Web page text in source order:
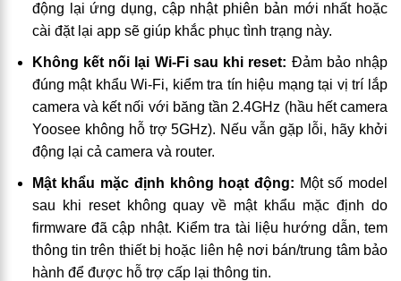
động lại ứng dụng, cập nhật phiên bản mới nhất hoặc
cài đặt lại app sẽ giúp khắc phục tình trạng này.
Không kết nối lại Wi-Fi sau khi reset: Đảm bảo nhập
đúng mật khẩu Wi-Fi, kiểm tra tín hiệu mạng tại vị trí lắp
camera và kết nối với băng tần 2.4GHz (hầu hết camera
Yoosee không hỗ trợ 5GHz). Nếu vẫn gặp lỗi, hãy khởi
động lại cả camera và router.
Mật khẩu mặc định không hoạt động: Một số model
sau khi reset không quay về mật khẩu mặc định do
firmware đã cập nhật. Kiểm tra tài liệu hướng dẫn, tem
thông tin trên thiết bị hoặc liên hệ nơi bán/trung tâm bảo
hành để được hỗ trợ cấp lại thông tin.